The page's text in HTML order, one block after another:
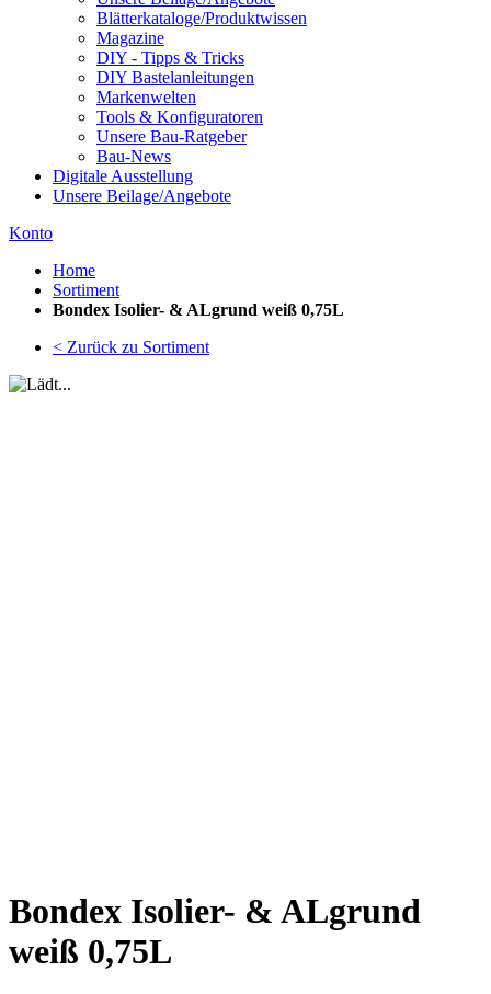
Blätterkataloge/Produktwissen
Magazine
DIY - Tipps & Tricks
DIY Bastelanleitungen
Markenwelten
Tools & Konfiguratoren
Unsere Bau-Ratgeber
Bau-News
Digitale Ausstellung
Unsere Beilage/Angebote
Konto
Home
Sortiment
Bondex Isolier- & ALgrund weiß 0,75L
< Zurück zu Sortiment
Bondex Isolier- & ALgrund
weiß 0,75L